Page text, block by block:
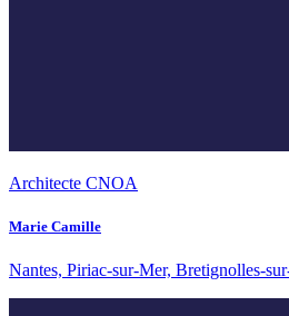
Architecte CNOA
Marie Camille
Nantes, Piriac-sur-Mer, Bretignolles-